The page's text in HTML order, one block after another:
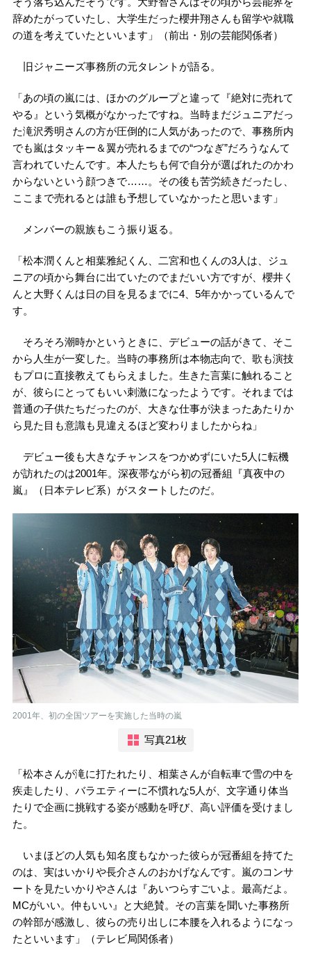
辞めたがっていたし、大学生だった櫻井翔さんも留学や就職
の道を考えていたといいます」（前出・別の芸能関係者）
旧ジャニーズ事務所の元タレントが語る。
「あの頃の嵐には、ほかのグループと違って『絶対に売れて
やる』という気概がなかったですね。当時まだジュニアだっ
た滝沢秀明さんの方が圧倒的に人気があったので、事務所内
でも嵐はタッキー＆翼が売れるまでの“つなぎ”だろうなんて
言われていたんです。本人たちも何で自分が選ばれたのかわ
からないという顔つきで……。その後も苦労続きだったし、
ここまで売れるとは誰も予想していなかったと思います」
メンバーの親族もこう振り返る。
「松本潤くんと相葉雅紀くん、二宮和也くんの3人は、ジュ
ニアの頃から舞台に出ていたのでまだいい方ですが、櫻井く
んと大野くんは日の目を見るまでに4、5年かかっているんで
す。
そろそろ潮時かというときに、デビューの話がきて、そこ
から人生が一変した。当時の事務所は本物志向で、歌も演技
もプロに直接教えてもらえました。生きた言葉に触れること
が、彼らにとってもいい刺激になったようです。それまでは
普通の子供たちだったのが、大きな仕事が決まったあたりか
ら見た目も意識も見違えるほど変わりましたからね」
デビュー後も大きなチャンスをつかめずにいた5人に転機
が訪れたのは2001年。深夜帯ながら初の冠番組『真夜中の
嵐』（日本テレビ系）がスタートしたのだ。
2001年、初の全国ツアーを実施した当時の嵐
写真21枚
「松本さんが滝に打たれたり、相葉さんが自転車で雪の中を
疾走したり、バラエティーに不慣れな5人が、文字通り体当
たりで企画に挑戦する姿が感動を呼び、高い評価を受けまし
た。
いまほどの人気も知名度もなかった彼らが冠番組を持てた
のは、実はいかりや長介さんのおかげなんです。嵐のコンサ
ートを見たいかりやさんは『あいつらすごいよ。最高だよ。
MCがいい。仲もいい』と大絶賛。その言葉を聞いた事務所
の幹部が感激し、彼らの売り出しに本腰を入れるようになっ
たといいます」（テレビ局関係者）